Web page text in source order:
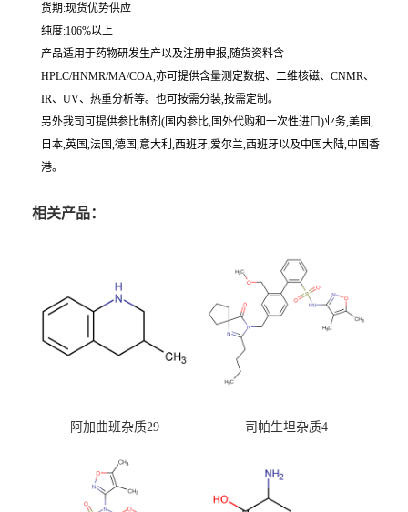
货期:现货优势供应
纯度:106%以上
产品适用于药物研发生产以及注册申报,随货资料含
HPLC/HNMR/MA/COA,亦可提供含量测定数据、二维核磁、CNMR、
IR、UV、热重分析等。也可按需分装,按需定制。
另外我司可提供参比制剂(国内参比,国外代购和一次性进口)业务,美国,
日本,英国,法国,德国,意大利,西班牙,爱尔兰,西班牙以及中国大陆,中国香
港。
相关产品：
阿加曲班杂质29 司帕生坦杂质4